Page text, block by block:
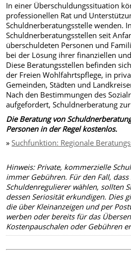
In einer Überschuldungssituation
professionellen Rat und
Schuldnerberatungsstelle wenden.
Schuldnerberatungsstellen seit
überschuldeten Personen und
bei der Lösung ihrer finanziellen
Diese Beratungsstellen befinden
der Freien Wohlfahrtspflege, in
Gemeinden, Städten und
Nach den Bestimmungen des
aufgefordert, Schuldnerberatung
Die Beratung von
Personen in der Regel kostenlos.
»Suchfunktion: Regionale
Hinweis: Private, kommerzielle
immer Gebühren. Für den Fall,
Schuldenregulierer wählen, sollten
dessen Seriosität erkundigen. Dies
die über Kleinanzeigen und per
werben oder bereits für das
Kostenpauschalen oder Gebühren